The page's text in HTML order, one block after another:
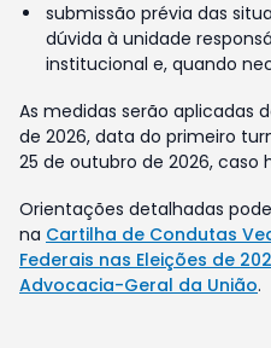
submissão prévia das
dúvida à unidade
institucional e, quando
As medidas serão aplicadas
de 2026, data do primeiro
25 de outubro de 2026, caso
Orientações detalhadas
na Cartilha de Condutas
Federais nas Eleições de
Advocacia-Geral da União.